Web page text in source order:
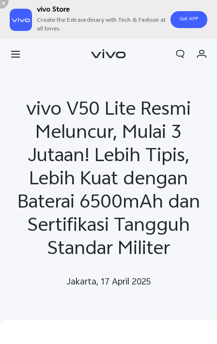
vivo Store
Create the Extraordinary with Tech & Fashion at
all times.
Get APP
Akun Saya
vivo V50 Lite Resmi
Meluncur, Mulai 3
Jutaan! Lebih Tipis,
Lebih Kuat dengan
Baterai 6500mAh dan
Sertifikasi Tangguh
Standar Militer
Jakarta, 17 April 2025